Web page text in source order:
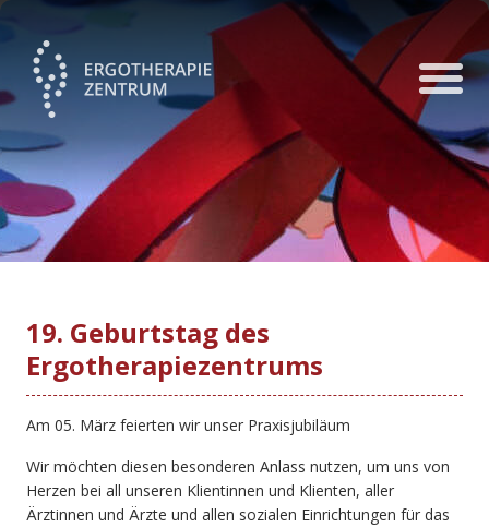
19. Geburtstag des
Ergotherapiezentrums
Am 05. März feierten wir unser Praxisjubiläum
Wir möchten diesen besonderen Anlass nutzen, um uns von
Herzen bei all unseren Klientinnen und Klienten, aller
Ärztinnen und Ärzte und allen sozialen Einrichtungen für das